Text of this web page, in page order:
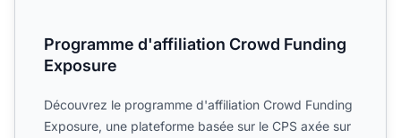
Programme d'affiliation Crowd Funding
Exposure
Découvrez le programme d'affiliation Crowd Funding
Exposure, une plateforme basée sur le CPS axée sur